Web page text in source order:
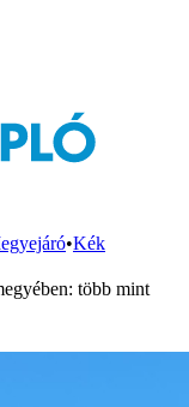
•Kék
több mint